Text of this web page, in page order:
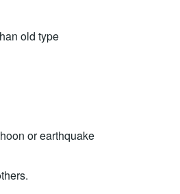
old type
or earthquake